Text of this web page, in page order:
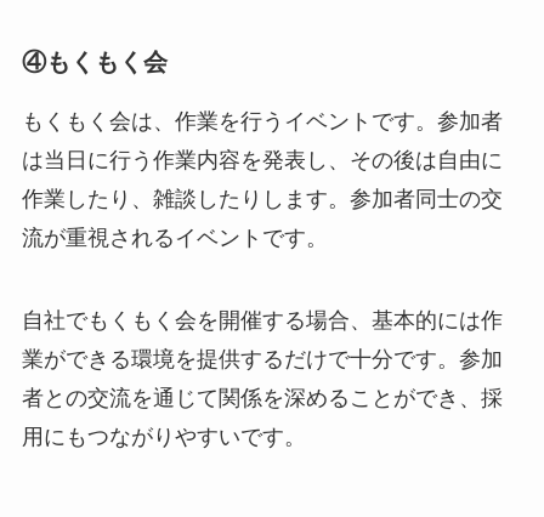
④もくもく会
もくもく会は、作業を行うイベントです。参加者
は当日に行う作業内容を発表し、その後は自由に
作業したり、雑談したりします。参加者同士の交
流が重視されるイベントです。
自社でもくもく会を開催する場合、基本的には作
業ができる環境を提供するだけで十分です。参加
者との交流を通じて関係を深めることができ、採
用にもつながりやすいです。